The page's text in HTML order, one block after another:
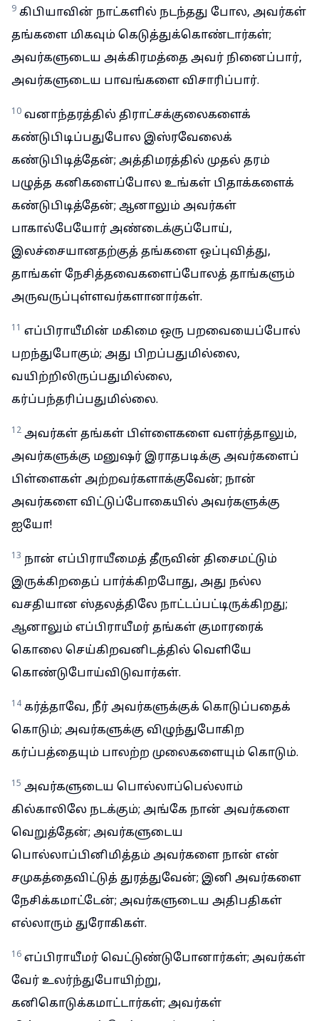
9 கிபியாவின் நாட்களில் நடந்தது போல, அவர்கள்
தங்களை மிகவும் கெடுத்துக்கொண்டார்கள்;
அவர்களுடைய அக்கிரமத்தை அவர் நினைப்பார்,
அவர்களுடைய பாவங்களை விசாரிப்பார்.
10 வனாந்தரத்தில் திராட்சக்குலைகளைக்
கண்டுபிடிப்பதுபோல இஸ்ரவேலைக்
கண்டுபிடித்தேன்; அத்திமரத்தில் முதல் தரம்
பழுத்த கனிகளைப்போல உங்கள் பிதாக்களைக்
கண்டுபிடித்தேன்; ஆனாலும் அவர்கள்
பாகால்பேயோர் அண்டைக்குப்போய்,
இலச்சையானதற்குத் தங்களை ஒப்புவித்து,
தாங்கள் நேசித்தவைகளைப்போலத் தாங்களும்
அருவருப்புள்ளவர்களானார்கள்.
11 எப்பிராயீமின் மகிமை ஒரு பறவையைப்போல்
பறந்துபோகும்; அது பிறப்பதுமில்லை,
வயிற்றிலிருப்பதுமில்லை,
கர்ப்பந்தரிப்பதுமில்லை.
12 அவர்கள் தங்கள் பிள்ளைகளை வளர்த்தாலும்,
அவர்களுக்கு மனுஷர் இராதபடிக்கு அவர்களைப்
பிள்ளைகள் அற்றவர்களாக்குவேன்; நான்
அவர்களை விட்டுப்போகையில் அவர்களுக்கு
ஐயோ!
13 நான் எப்பிராயீமைத் தீருவின் திசைமட்டும்
இருக்கிறதைப் பார்க்கிறபோது, அது நல்ல
வசதியான ஸ்தலத்திலே நாட்டப்பட்டிருக்கிறது;
ஆனாலும் எப்பிராயீமர் தங்கள் குமாரரைக்
கொலை செய்கிறவனிடத்தில் வெளியே
கொண்டுபோய்விடுவார்கள்.
14 கர்த்தாவே, நீர் அவர்களுக்குக் கொடுப்பதைக்
கொடும்; அவர்களுக்கு விழுந்துபோகிற
கர்ப்பத்தையும் பாலற்ற முலைகளையும் கொடும்.
15 அவர்களுடைய பொல்லாப்பெல்லாம்
கில்காலிலே நடக்கும்; அங்கே நான் அவர்களை
வெறுத்தேன்; அவர்களுடைய
பொல்லாப்பினிமித்தம் அவர்களை நான் என்
சமுகத்தைவிட்டுத் துரத்துவேன்; இனி அவர்களை
நேசிக்கமாட்டேன்; அவர்களுடைய அதிபதிகள்
எல்லாரும் துரோகிகள்.
16 எப்பிராயீமர் வெட்டுண்டுபோனார்கள்; அவர்கள்
வேர் உலர்ந்துபோயிற்று,
கனிகொடுக்கமாட்டார்கள்; அவர்கள்